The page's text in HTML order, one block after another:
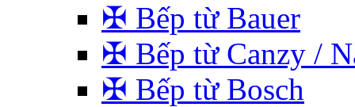
✠ Bếp từ Bauer
✠ Bếp từ Canzy /
✠ Bếp từ Bosch